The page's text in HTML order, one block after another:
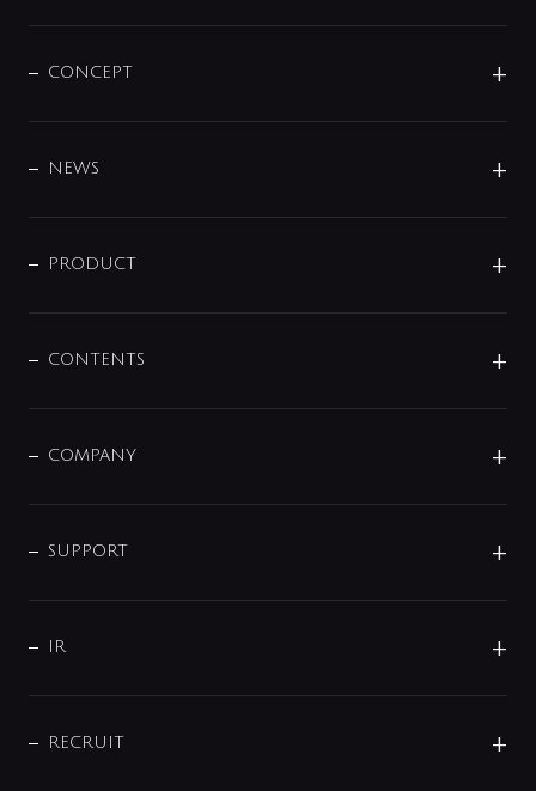
CONCEPT
DESIGN
NEWS
商品に関して
その他
PRODUCT
センサー・タッチ水栓
単水栓
分岐
配管システム
バス・空調周辺用品
CONTENTS
じぶんシャワーが見つかる
COMPANY
企業理念
会社概要
事業所案内
SUPPORT
よくあるご質問
データダウンロード
IR
IRニュース
RECRUIT